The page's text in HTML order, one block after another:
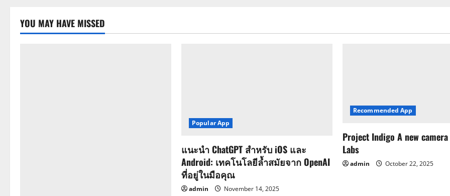
YOU MAY HAVE MISSED
Popular App
แนะนำ ChatGPT สำหรับ iOS และ
Android: เทคโนโลยีล้ำสมัยจาก OpenAI
ที่อยู่ในมือคุณ
admin November 14, 2025
Recommended App
Project Indigo A new
Labs
admin October 22, 2025